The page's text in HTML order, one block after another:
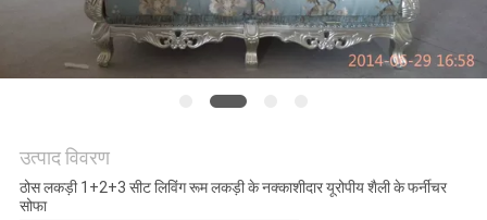
उत्पाद विवरण
ठोस लकड़ी 1+2+3 सीट लिविंग रूम लकड़ी के नक्काशीदार यूरोपीय शैली के फर्नीचर
सोफा